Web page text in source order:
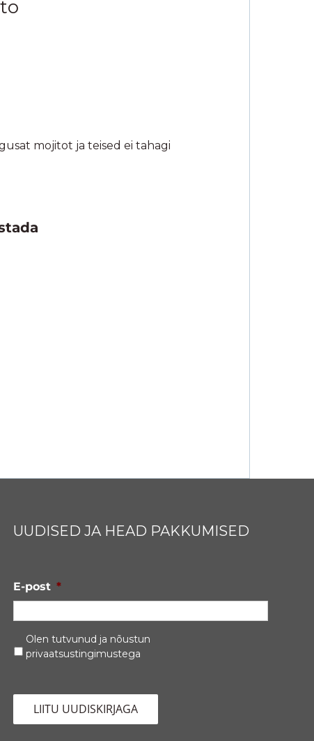
mojitot ja teised ei tahagi
UUDISED JA HEAD PAKKUMISED
E-post *
Privaatsustingimused *
Olen tutvunud ja nõustun
privaatsustingimustega